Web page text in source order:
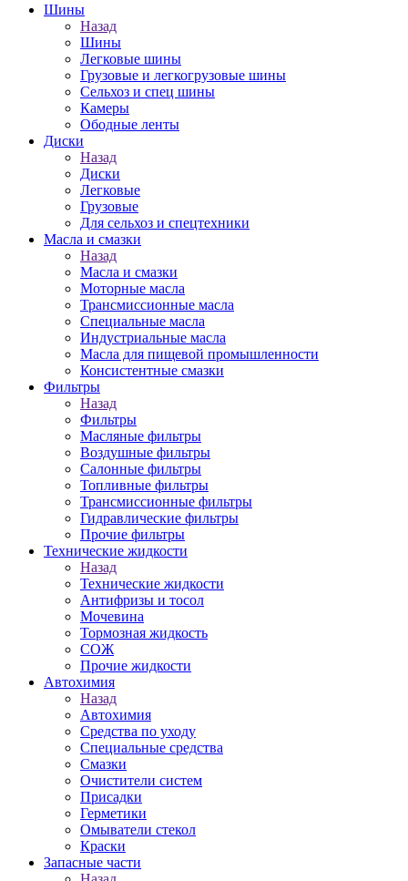
Шины
Назад
Шины
Легковые шины
Грузовые и легкогрузовые шины
Сельхоз и спец шины
Камеры
Ободные ленты
Диски
Назад
Диски
Легковые
Грузовые
Для сельхоз и спецтехники
Масла и смазки
Назад
Масла и смазки
Моторные масла
Трансмиссионные масла
Специальные масла
Индустриальные масла
Масла для пищевой промышленности
Консистентные смазки
Фильтры
Назад
Фильтры
Масляные фильтры
Воздушные фильтры
Салонные фильтры
Топливные фильтры
Трансмиссионные фильтры
Гидравлические фильтры
Прочие фильтры
Технические жидкости
Назад
Технические жидкости
Антифризы и тосол
Мочевина
Тормозная жидкость
СОЖ
Прочие жидкости
Автохимия
Назад
Автохимия
Средства по уходу
Специальные средства
Смазки
Очистители систем
Присадки
Герметики
Омыватели стекол
Краски
Запасные части